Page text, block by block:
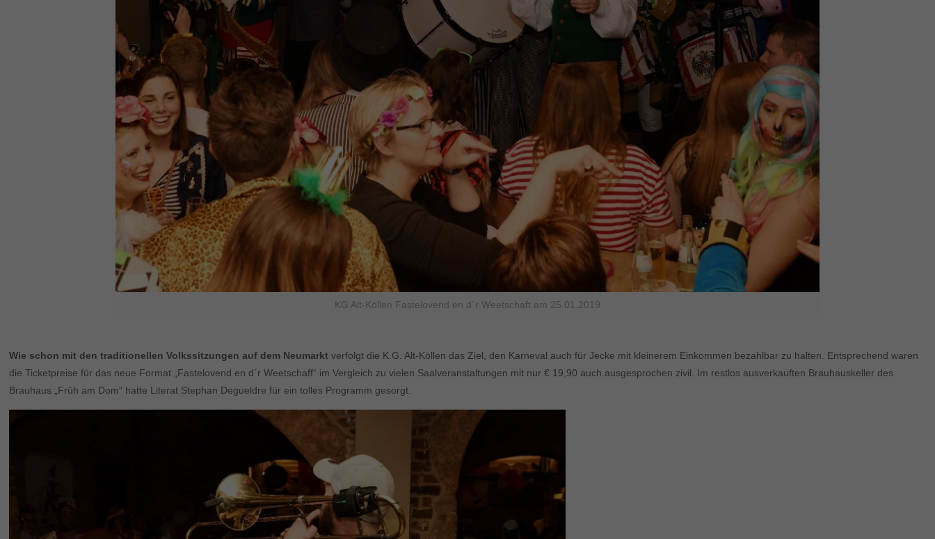
KG Alt-Köllen Fastelovend en d´r Weetschaft am 25.01.2019
Wie schon mit den traditionellen Volkssitzungen auf dem Neumarkt verfolgt die K.G. Alt-Köllen das Ziel, den Karneval auch für Jecke mit kleinerem Einkommen bezahlbar zu halten. Entsprechend waren
die Ticketpreise für das neue Format „Fastelovend en d´r Weetschaff“ im Vergleich zu vielen Saalveranstaltungen mit nur € 19,90 auch ausgesprochen zivil. Im restlos ausverkauften Brauhauskeller des
Brauhaus „Früh am Dom“ hatte Literat Stephan Degueldre für ein tolles Programm gesorgt.